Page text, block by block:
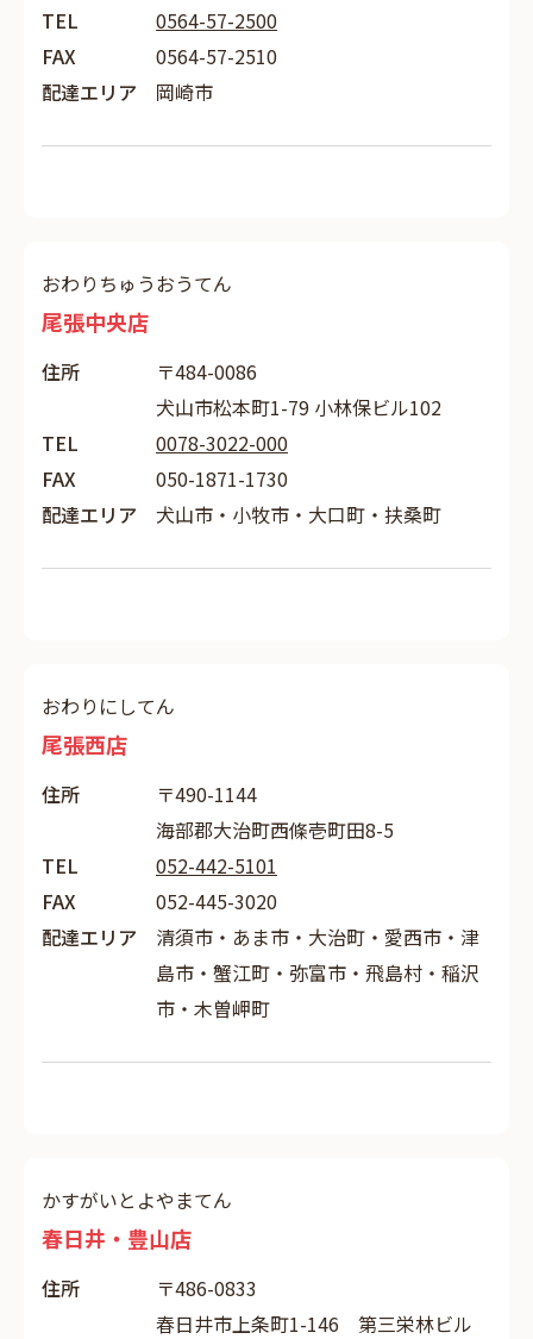
TEL
0564-57-2500
FAX
0564-57-2510
配達エリア
岡崎市
おわりちゅうおうてん
尾張中央店
住所
〒484-0086
犬山市松本町1-79 小林保ビル102
TEL
0078-3022-000
FAX
050-1871-1730
配達エリア
犬山市・小牧市・大口町・扶桑町
おわりにしてん
尾張西店
住所
〒490-1144
海部郡大治町西條壱町田8-5
TEL
052-442-5101
FAX
052-445-3020
配達エリア
清須市・あま市・大治町・愛西市・津
島市・蟹江町・弥富市・飛島村・稲沢
市・木曽岬町
かすがいとよやまてん
春日井・豊山店
住所
〒486-0833
春日井市上条町1-146 第三栄林ビル